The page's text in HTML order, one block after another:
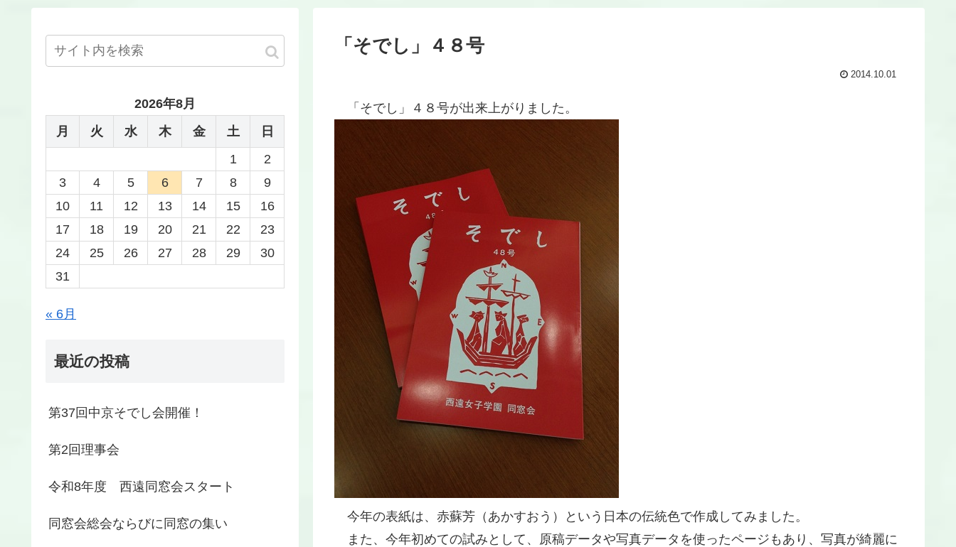
「そでし」４８号
2014.10.01
「そでし」４８号が出来上がりました。
今年の表紙は、赤蘇芳（あかすおう）という日本の伝統色で作成してみました。
また、今年初めての試みとして、原稿データや写真データを使ったページもあり、写真が綺麗に
2026年8月
月
火 水 木 金 土
日
1
2
3
4 5 6 7 8
9
10
11 12 13 14 15
16
17
18 19 20 21 22
23
24
25 26 27 28 29
30
31
« 6月
最近の投稿
第37回中京そでし会開催！
第2回理事会
令和8年度 西遠同窓会スタート
同窓会総会ならびに同窓の集い